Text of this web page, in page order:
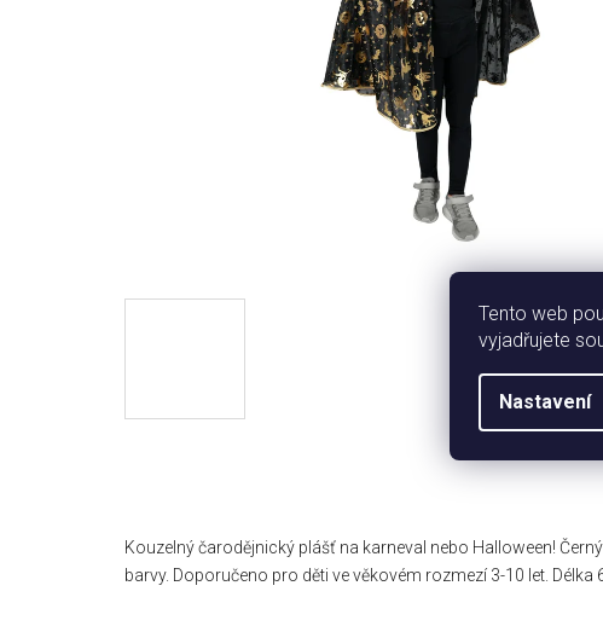
Tento web
vyjadřujete
Nastavení
Kouzelný čarodějnický plášť na karneval nebo Halloween!
barvy. Doporučeno pro děti ve věkovém rozmezí 3-10 let. Délka